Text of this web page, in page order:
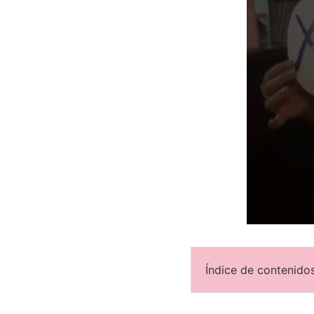
Índice de